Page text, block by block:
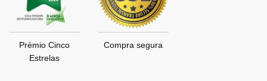
Prémio Cinco
Estrelas
Compra segura